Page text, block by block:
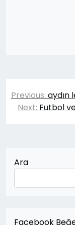
Yazı
Previous: aydın
Next: Futbol
Ara
Facebook